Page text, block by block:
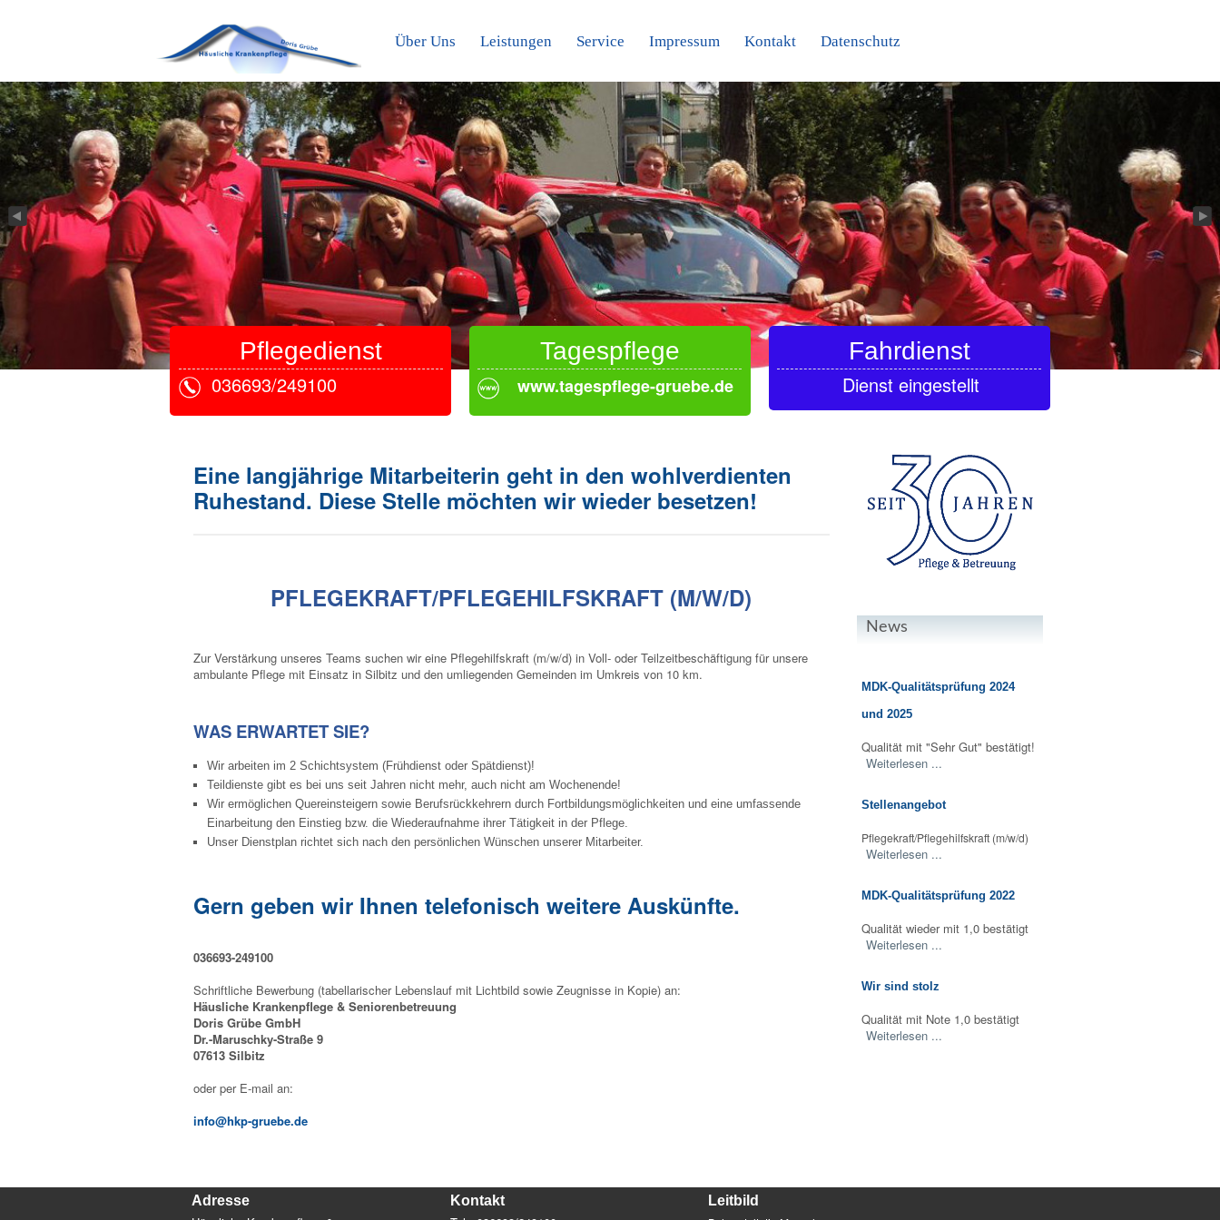
Über Uns Leistungen Service Impressum Kontakt Datenschutz
Pflegedienst
036693/249100
Tagespflege
www.tagespflege-gruebe.de
Fahrdienst
Dienst eingestellt
Eine langjährige Mitarbeiterin geht in den wohlverdienten
Ruhestand. Diese Stelle möchten wir wieder besetzen!
PFLEGEKRAFT/PFLEGEHILFSKRAFT (M/W/D)
Zur Verstärkung unseres Teams suchen wir eine Pflegehilfskraft (m/w/d) in Voll- oder Teilzeitbeschäftigung für unsere
ambulante Pflege mit Einsatz in Silbitz und den umliegenden Gemeinden im Umkreis von 10 km.
WAS ERWARTET SIE?
Wir arbeiten im 2 Schichtsystem (Frühdienst oder Spätdienst)!
Teildienste gibt es bei uns seit Jahren nicht mehr, auch nicht am Wochenende!
Wir ermöglichen Quereinsteigern sowie Berufsrückkehrern durch Fortbildungsmöglichkeiten und eine umfassende
Einarbeitung den Einstieg bzw. die Wiederaufnahme ihrer Tätigkeit in der Pflege.
Unser Dienstplan richtet sich nach den persönlichen Wünschen unserer Mitarbeiter.
Gern geben wir Ihnen telefonisch weitere Auskünfte.
036693-249100
Schriftliche Bewerbung (tabellarischer Lebenslauf mit Lichtbild sowie Zeugnisse in Kopie) an:
Häusliche Krankenpflege & Seniorenbetreuung
Doris Grübe GmbH
Dr.-Maruschky-Straße 9
07613 Silbitz
oder per E-mail an:
info@hkp-gruebe.de
News
MDK-Qualitätsprüfung 2024
und 2025
Qualität mit "Sehr Gut" bestätigt!
Weiterlesen ...
Stellenangebot
Pflegekraft/Pflegehilfskraft (m/w/d)
Weiterlesen ...
MDK-Qualitätsprüfung 2022
Qualität wieder mit 1,0 bestätigt
Weiterlesen ...
Wir sind stolz
Qualität mit Note 1,0 bestätigt
Weiterlesen ...
Adresse Kontakt
Leitbild